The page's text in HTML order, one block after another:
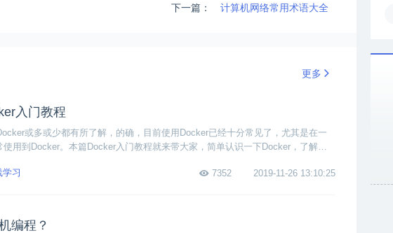
下一篇： 计算机网络常用术语大全
更多
入门教程
或多或少都有所了解，的确，目前使用Docker已经十分常见了，尤其是在一
用到Docker。本篇Docker入门教程就来带大家，简单认识一下Docker，了解它
7352
2019-11-26 13:10:25
学习
编程？